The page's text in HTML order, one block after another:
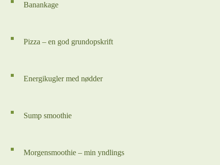
Banankage
Pizza – en god grundopskrift
Energikugler med nødder
Sump smoothie
Morgensmoothie – min yndlings